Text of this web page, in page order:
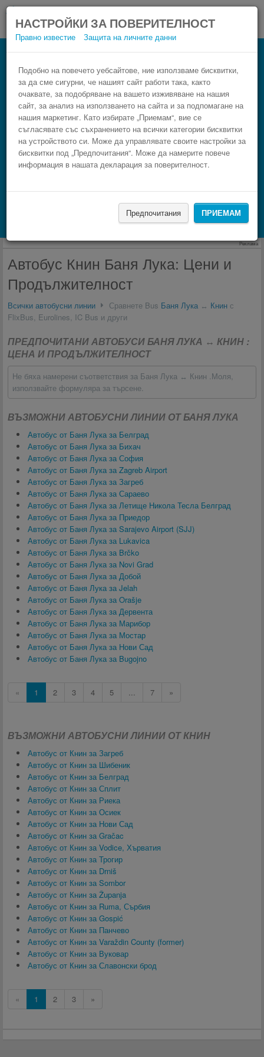
НАСТРОЙКИ ЗА ПОВЕРИТЕЛНОСТ
Правно известие Защита на личните данни
Подобно на повечето уебсайтове, ние използваме бисквитки,
за да сме сигурни, че нашият сайт работи така, както
очаквате, за подобряване на вашето изживяване на нашия
сайт, за анализ на използването на сайта и за подпомагане на
нашия маркетинг. Като избирате „Приемам“, вие се
съгласявате със съхранението на всички категории бисквитки
на устройството си. Може да управлявате своите настройки за
бисквитки под „Предпочитания“. Може да намерите повече
информация в нашата декларация за поверителност.
Предпочитания ПРИЕМАМ
Автобус Баня Лука Книн
Резервирай изгоден автобусен билет само в 3
стъпки.
НАМЕРИ
Търсене на настаняване с Booking.com
Реклама
Автобус Книн Баня Лука: Цени и
Продължителност
Всички автобусни линии Сравнете Bus Баня Лука ↔ Книн с
FlixBus, Eurolines, IC Bus и други
ПРЕДПОЧИТАНИ АВТОБУСИ БАНЯ ЛУКА ↔ КНИН :
ЦЕНА И ПРОДЪЛЖИТЕЛНОСТ
Не бяха намерени съответствия за Баня Лука ↔ Книн .Моля,
използвайте формуляра за търсене.
ВЪЗМОЖНИ АВТОБУСНИ ЛИНИИ ОТ БАНЯ ЛУКА
Автобус от Баня Лука за Белград
Автобус от Баня Лука за Бихач
Автобус от Баня Лука за София
Автобус от Баня Лука за Zagreb Airport
Автобус от Баня Лука за Загреб
Автобус от Баня Лука за Сараево
Автобус от Баня Лука за Летище Никола Тесла Белград
Автобус от Баня Лука за Приедор
Автобус от Баня Лука за Sarajevo Airport (SJJ)
Автобус от Баня Лука за Lukavica
Автобус от Баня Лука за Brčko
Автобус от Баня Лука за Novi Grad
Автобус от Баня Лука за Добой
Автобус от Баня Лука за Jelah
Автобус от Баня Лука за Orašje
Автобус от Баня Лука за Дервента
Автобус от Баня Лука за Марибор
Автобус от Баня Лука за Мостар
Автобус от Баня Лука за Нови Сад
Автобус от Баня Лука за Bugojno
« 1 2 3 4 5 ... 7 »
ВЪЗМОЖНИ АВТОБУСНИ ЛИНИИ ОТ КНИН
Автобус от Книн за Загреб
Автобус от Книн за Шибеник
Автобус от Книн за Белград
Автобус от Книн за Сплит
Автобус от Книн за Риека
Автобус от Книн за Осиек
Автобус от Книн за Нови Сад
Автобус от Книн за Gračac
Автобус от Книн за Vodice, Хърватия
Автобус от Книн за Трогир
Автобус от Книн за Drniš
Автобус от Книн за Sombor
Автобус от Книн за Županja
Автобус от Книн за Ruma, Сърбия
Автобус от Книн за Gospić
Автобус от Книн за Панчево
Автобус от Книн за Varaždin County (former)
Автобус от Книн за Вуковар
Автобус от Книн за Славонски брод
« 1 2 3 »